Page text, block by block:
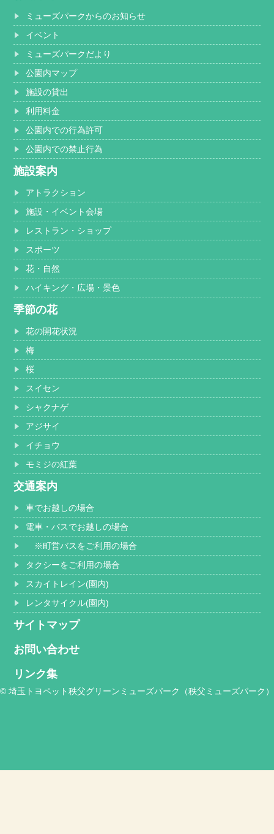
ミューズパークからのお知らせ
イベント
ミューズパークだより
公園内マップ
施設の貸出
利用料金
公園内での行為許可
公園内での禁止行為
施設案内
アトラクション
施設・イベント会場
レストラン・ショップ
スポーツ
花・自然
ハイキング・広場・景色
季節の花
花の開花状況
梅
桜
スイセン
シャクナゲ
アジサイ
イチョウ
モミジの紅葉
交通案内
車でお越しの場合
電車・バスでお越しの場合
※町営バスをご利用の場合
タクシーをご利用の場合
スカイトレイン(園内)
レンタサイクル(園内)
サイトマップ
お問い合わせ
リンク集
© 埼玉トヨペット秩父グリーンミューズパーク（秩父ミューズパーク）